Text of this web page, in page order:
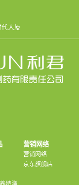
大厦
营销网络
营销网络
京东旗舰店